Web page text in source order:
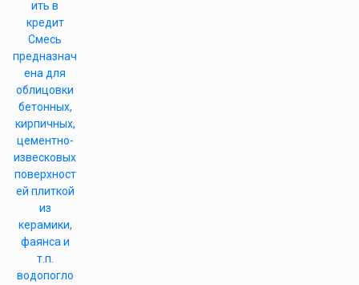
ить в
кредит
Смесь
предназнач
ена для
облицовки
бетонных,
кирпичных,
цементно-
извесковых
поверхност
ей плиткой
из
керамики,
фаянса и
т.п.
водопогло